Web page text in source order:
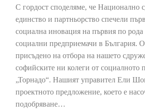
С гордост споделяме, че Национално
единство и партньорство спечели
социална иновация на първия по рода
социални предприемачи в България.
присъдено на отбора на нашето
софийските ни колеги от социалното
„Торнадо“. Нашият управител Ели
проектното предложение, което е
подобряване…